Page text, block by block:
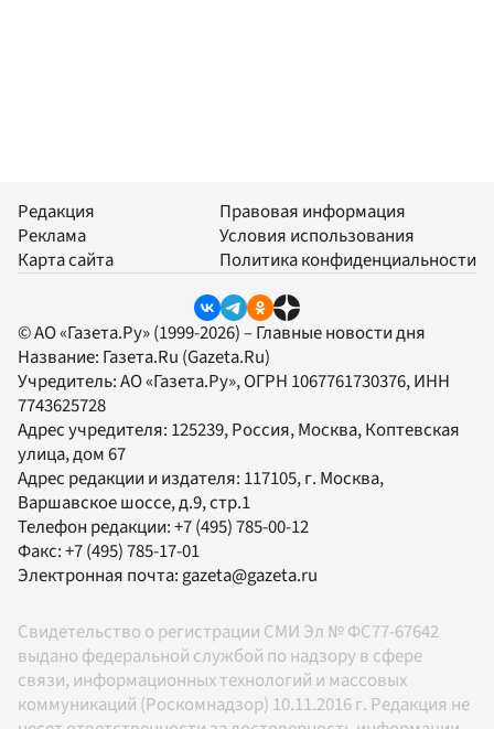
Редакция
Реклама
Карта сайта
Правовая информация
Условия использования
Политика конфиденциальности
© АО «Газета.Ру» (1999-2026) – Главные новости дня
Название: Газета.Ru (Gazeta.Ru)
Учредитель:АО «Газета.Ру», ОГРН 1067761730376, ИНН
7743625728
Адрес учредителя: 125239, Россия, Москва, Коптевская
улица, дом 67
Адрес редакции и издателя: 117105, г. Москва,
Варшавское шоссе, д.9, стр.1
Телефон редакции:+7 (495) 785-00-12
Факс:+7 (495) 785-17-01
Электронная почта:gazeta@gazeta.ru
Свидетельство о регистрации СМИ Эл № ФС77-67642
выдано федеральной службой по надзору в сфере
связи, информационных технологий и массовых
коммуникаций (Роскомнадзор) 10.11.2016 г. Редакция не